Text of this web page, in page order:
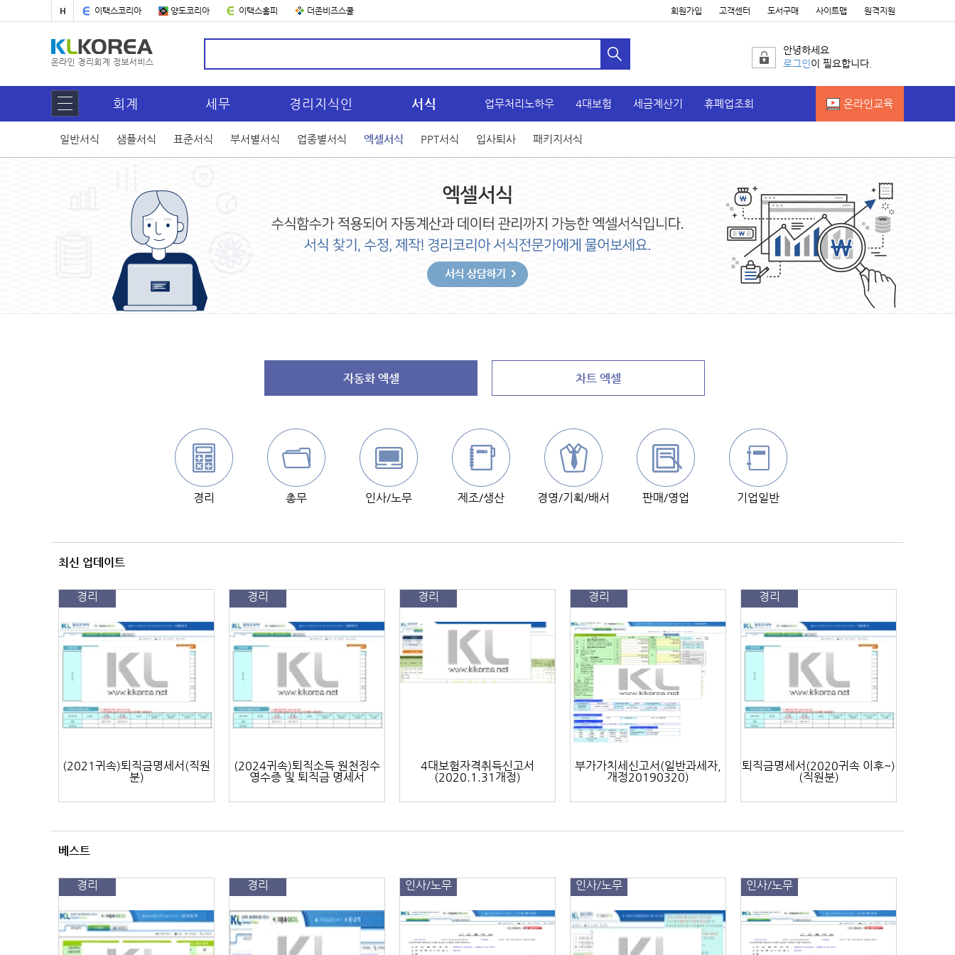
H 이택스코리아 양도코리아 이택스홈피 더존비즈스쿨 회원가입 고객센터 도서구매 사이트맵 원격지원
안녕하세요
로그인 이 필요합니다.
회계 세무 경리지식인 서식 업무처리노하우 4대보험 세금계산기 휴폐업조회 온라인교육
일반서식 샘플서식 표준서식 부서별서식 업종별서식 엑셀서식 PPT서식 입사퇴사 패키지서식
자동화 엑셀 차트 엑셀
경리 총무 인사/노무 제조/생산 경영/기획/배서 판매/영업 기업일반
최신 업데이트
경리
(2021귀속)퇴직금명세서(직원
분)
경리
(2024귀속)퇴직소득 원천징수
영수증 및 퇴직금 명세서
경리
4대보험자격취득신고서
(2020.1.31개정)
경리
부가가치세신고서(일반과세자,
개정20190320)
경리
퇴직금명세서(2020귀속 이후~)
(직원분)
베스트
경리 경리 인사/노무 인사/노무 인사/노무